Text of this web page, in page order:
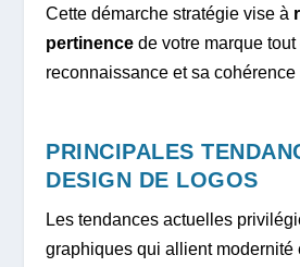
Cette démarche stratégie vise à
pertinence de votre marque
reconnaissance et sa
PRINCIPALES
DESIGN DE LOGOS
Les tendances actuelles
graphiques qui allient modernité